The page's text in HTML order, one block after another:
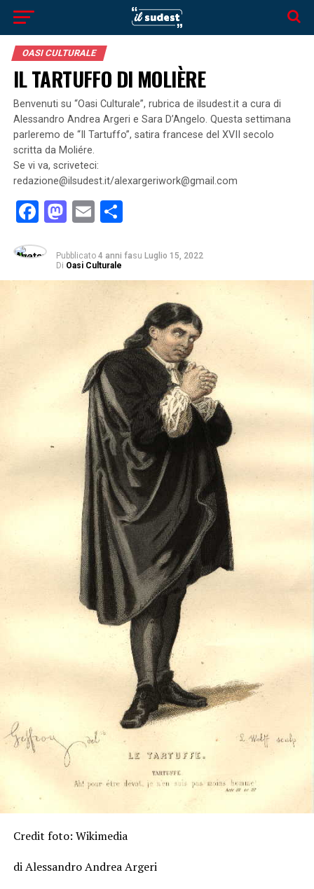
OASI CULTURALE
IL TARTUFFO DI MOLIÈRE
Benvenuti su “Oasi Culturale”, rubrica de ilsudest.it a cura di
Alessandro Andrea Argeri e Sara D’Angelo. Questa settimana
parleremo de “Il Tartuffo”, satira francese del XVII secolo
scritta da Moliére.
Se vi va, scriveteci:
redazione@ilsudest.it/alexargeriwork@gmail.com
Facebook
Mastodon
EmailCondividi
Pubblicato 4 anni fasu Luglio 15, 2022
Di Oasi Culturale
Credit foto: Wikimedia
di Alessandro Andrea Argeri